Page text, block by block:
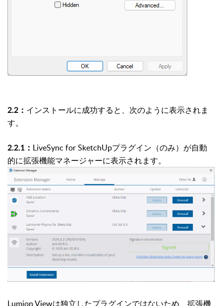
2.2： インストールに成功すると、次のように表示されま
す。
2.2.1： LiveSync for SketchUpプラグイン（のみ）が自動
的に拡張機能マネージャーに表示されます。
Lumion Viewは独立したプラグインではないため、拡張機